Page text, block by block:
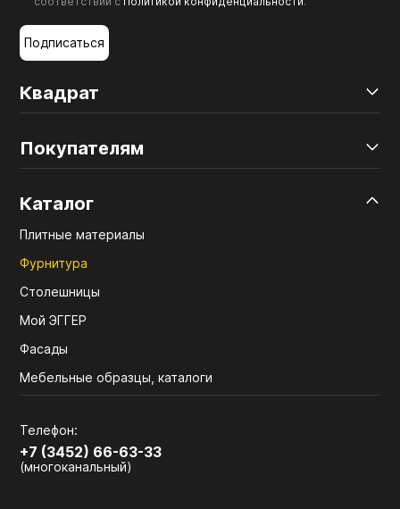
Квадрат
Покупателям
Каталог
Плитные материалы
Фурнитура
Столешницы
Мой ЭГГЕР
Фасады
Мебельные образцы, каталоги
Телефон:
+7 (3452) 66-63-33
(многоканальный)
Подписаться